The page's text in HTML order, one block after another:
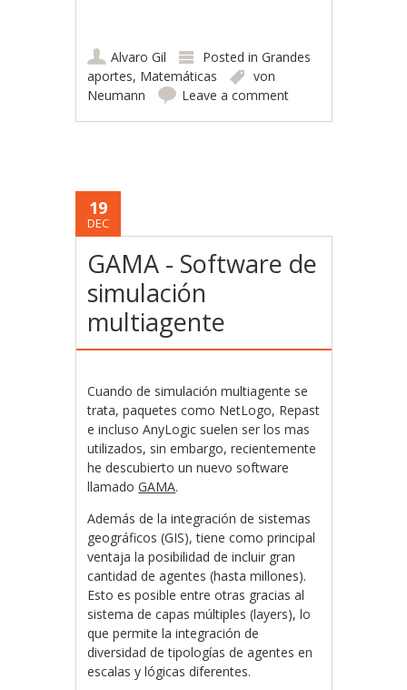
Alvaro Gil Posted inGrandes
aportes, Matemáticas
von
Neumann
Leave a comment
19
DEC
GAMA - Software de
simulación
multiagente
Cuando de simulación multiagente se
trata, paquetes como NetLogo, Repast
e incluso AnyLogic suelen ser los mas
utilizados, sin embargo, recientemente
he descubierto un nuevo software
llamadoGAMA.
Además de la integración de sistemas
geográficos (GIS), tiene como principal
ventaja la posibilidad de incluir gran
cantidad de agentes (hasta millones).
Esto es posible entre otras gracias al
sistema de capas múltiples (layers), lo
que permite la integración de
diversidad de tipologías de agentes en
escalas y lógicas diferentes.